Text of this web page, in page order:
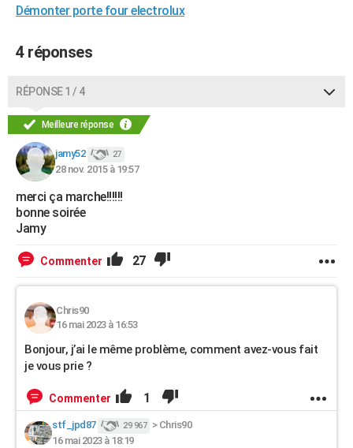
COPAINS D'AVANT
S'inscrire
Se connecter
Lycées
Collèges
Primaires
Universités
Entreprises
Service militaire
Avis de recherche
AVIS DE DÉCÈS
FORUM
Bricolage
Lifestyle
Culture
Sport
Auto
Television
Voyage
Cinema
Démonter porte four electrolux
4 réponses
RÉPONSE 1 / 4
Meilleure réponse
jamy52 27
28 nov. 2015 à 19:57
merci ça marche!!!!!!
bonne soirée
Jamy
Commenter 27
Chris90
16 mai 2023 à 16:53
Bonjour, j’ai le même problème, comment avez-vous fait
je vous prie ?
Commenter 1
stf_jpd87 29 967 > Chris90
16 mai 2023 à 18:19